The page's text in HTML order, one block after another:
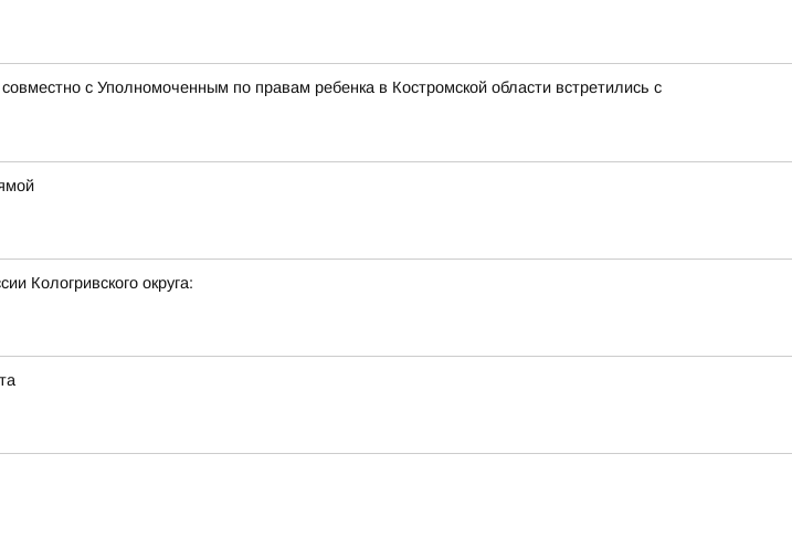
с Уполномоченным по правам ребенка в Костромской области встретились с
Кологривского округа: